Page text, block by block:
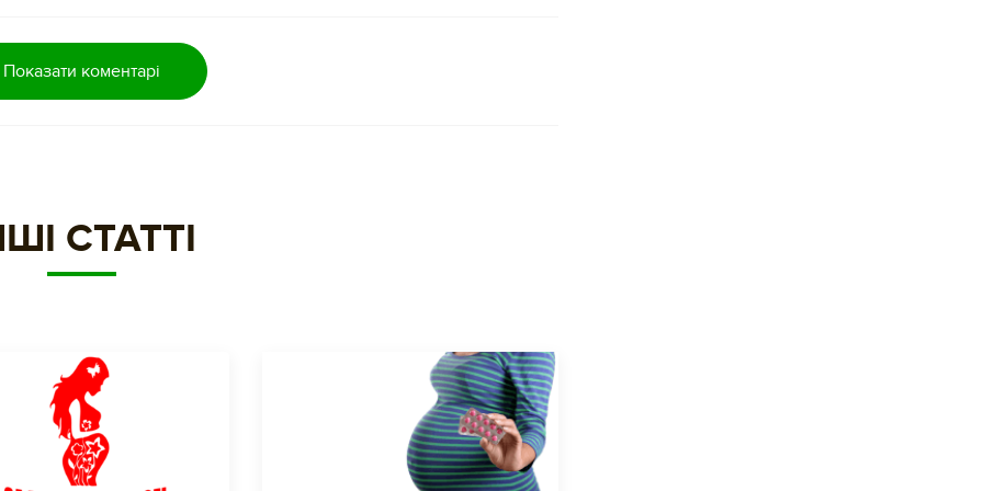
Показати коментарі
СТАТТІ